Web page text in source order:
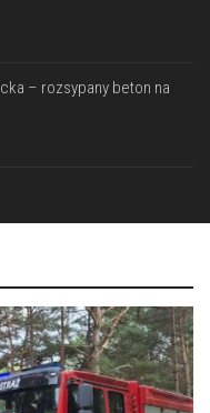
– rozsypany beton na